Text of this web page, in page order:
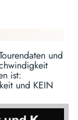
und
ist:
und KEIN